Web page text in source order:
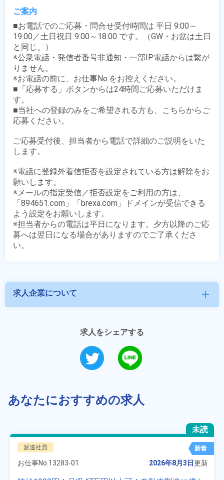
ご案内
■お電話でのご応募・問合せ受付時間は 平日 9:00～
19:00／土日祝日 9:00～18:00 です。（GW・お盆は土日
と同じ。）
※公衆電話・発信者番号非通知・一部IP電話からは繋が
りません。
※お電話の前に、お仕事No.をお控えください。
■「応募する」ボタンからは24時間ご応募いただけま
す。
■当社への登録のみをご希望される方も、こちらからご
応募ください。
ご応募受付後、担当者から電話で詳細のご説明をいた
します。
※電話に登録外着信拒否を設定されている方は解除をお
願いします。
※メールの指定受信／拒否設定をご利用の方は、
「894651.com」「brexa.com」ドメインが受信できる
よう設定をお願いします。
※担当者からの電話は平日になります。夕方以降のご応
募へは翌日になる場合がありますのでご了承くださ
求人企業について add
求人をシェアする
あなたにおすすめの求人
未読
派遣社員 新着
お仕事No. 13283-01 2026年8月3日更新